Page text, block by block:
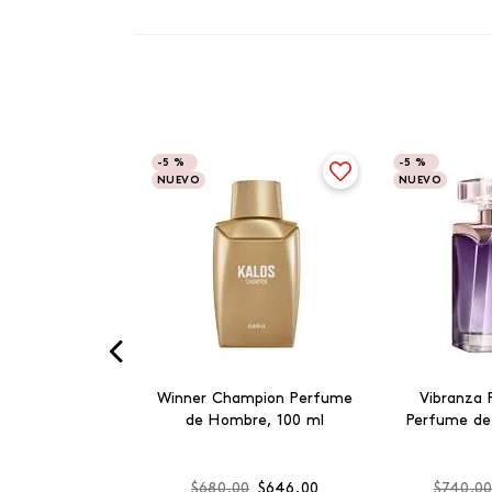
-5 %
NUEVO
Winner Champion Perfume
de Hombre, 100 ml
-5 %
NUEVO
Vibranza
Perfume